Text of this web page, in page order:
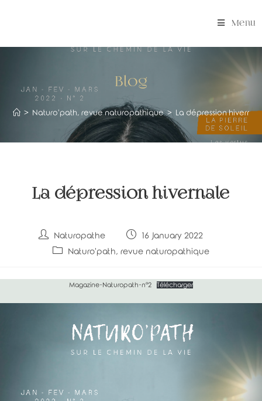
Menu
Blog
> Naturo'path, revue naturopathique > La dépression
La dépression hivernale
Post
author:
Naturopathe
Post
published:
16 January 2022
Post Naturo'path, revue naturopathique
Magazine-Naturopath-n°2 Télécharger